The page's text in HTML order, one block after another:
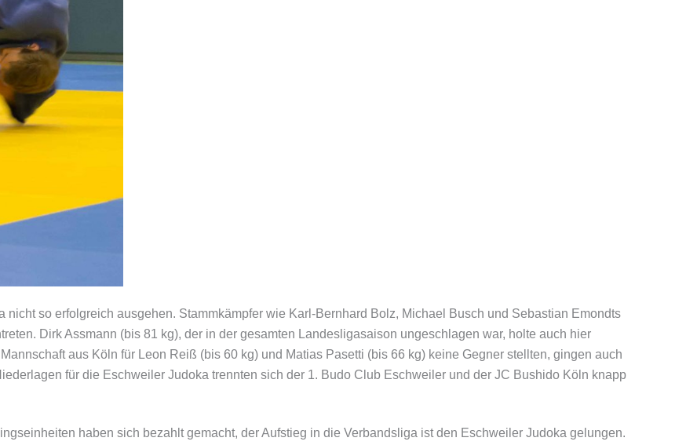
so erfolgreich ausgehen. Stammkämpfer wie Karl-Bernhard Bolz, Michael Busch und Sebastian Emondts
Dirk Assmann (bis 81 kg), der in der gesamten Landesligasaison ungeschlagen war, holte auch hier
aus Köln für Leon Reiß (bis 60 kg) und Matias Pasetti (bis 66 kg) keine Gegner stellten, gingen auch
für die Eschweiler Judoka trennten sich der 1. Budo Club Eschweiler und der JC Bushido Köln knapp
haben sich bezahlt gemacht, der Aufstieg in die Verbandsliga ist den Eschweiler Judoka gelungen.